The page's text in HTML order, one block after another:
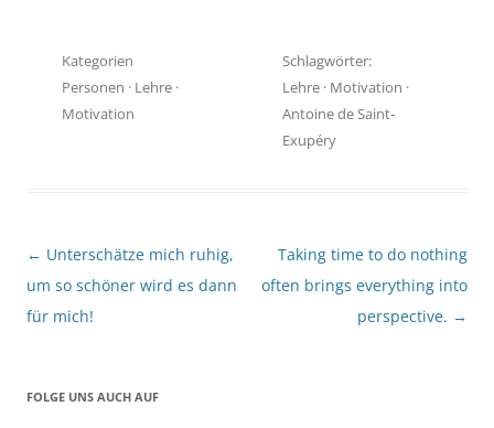
Kategorien
Personen · Lehre ·
Motivation
Schlagwörter:
Lehre · Motivation ·
Antoine de Saint-
Exupéry
Beitragsnavigation
← Unterschätze mich ruhig,
um so schöner wird es dann
für mich!
Taking time to do nothing
often brings everything into
perspective. →
FOLGE UNS AUCH AUF